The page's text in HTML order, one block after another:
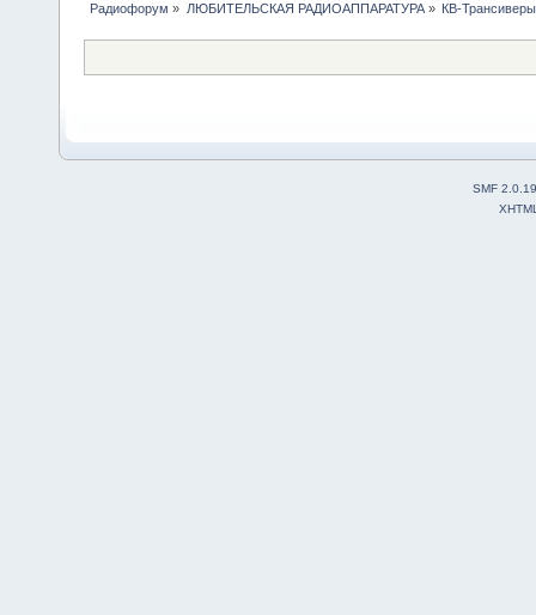
Радиофорум » ЛЮБИТЕЛЬСКАЯ РАДИОАППАРАТУРА» КВ-Трансиверы
SMF 2.0.19